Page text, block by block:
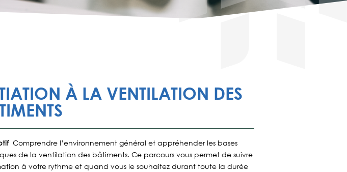
À LA VENTILATION DES
Comprendre l’environnement général et appréhender les bases
de la ventilation des bâtiments.Ce parcours vous permet de suivre
à votre rythme et quand vous le souhaitez durant toute la durée